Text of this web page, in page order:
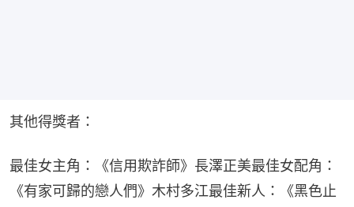
其他得獎者：
最佳女主角：《信用欺詐師》長澤正美最佳女配角：
《有家可歸的戀人們》木村多江最佳新人：《黑色止